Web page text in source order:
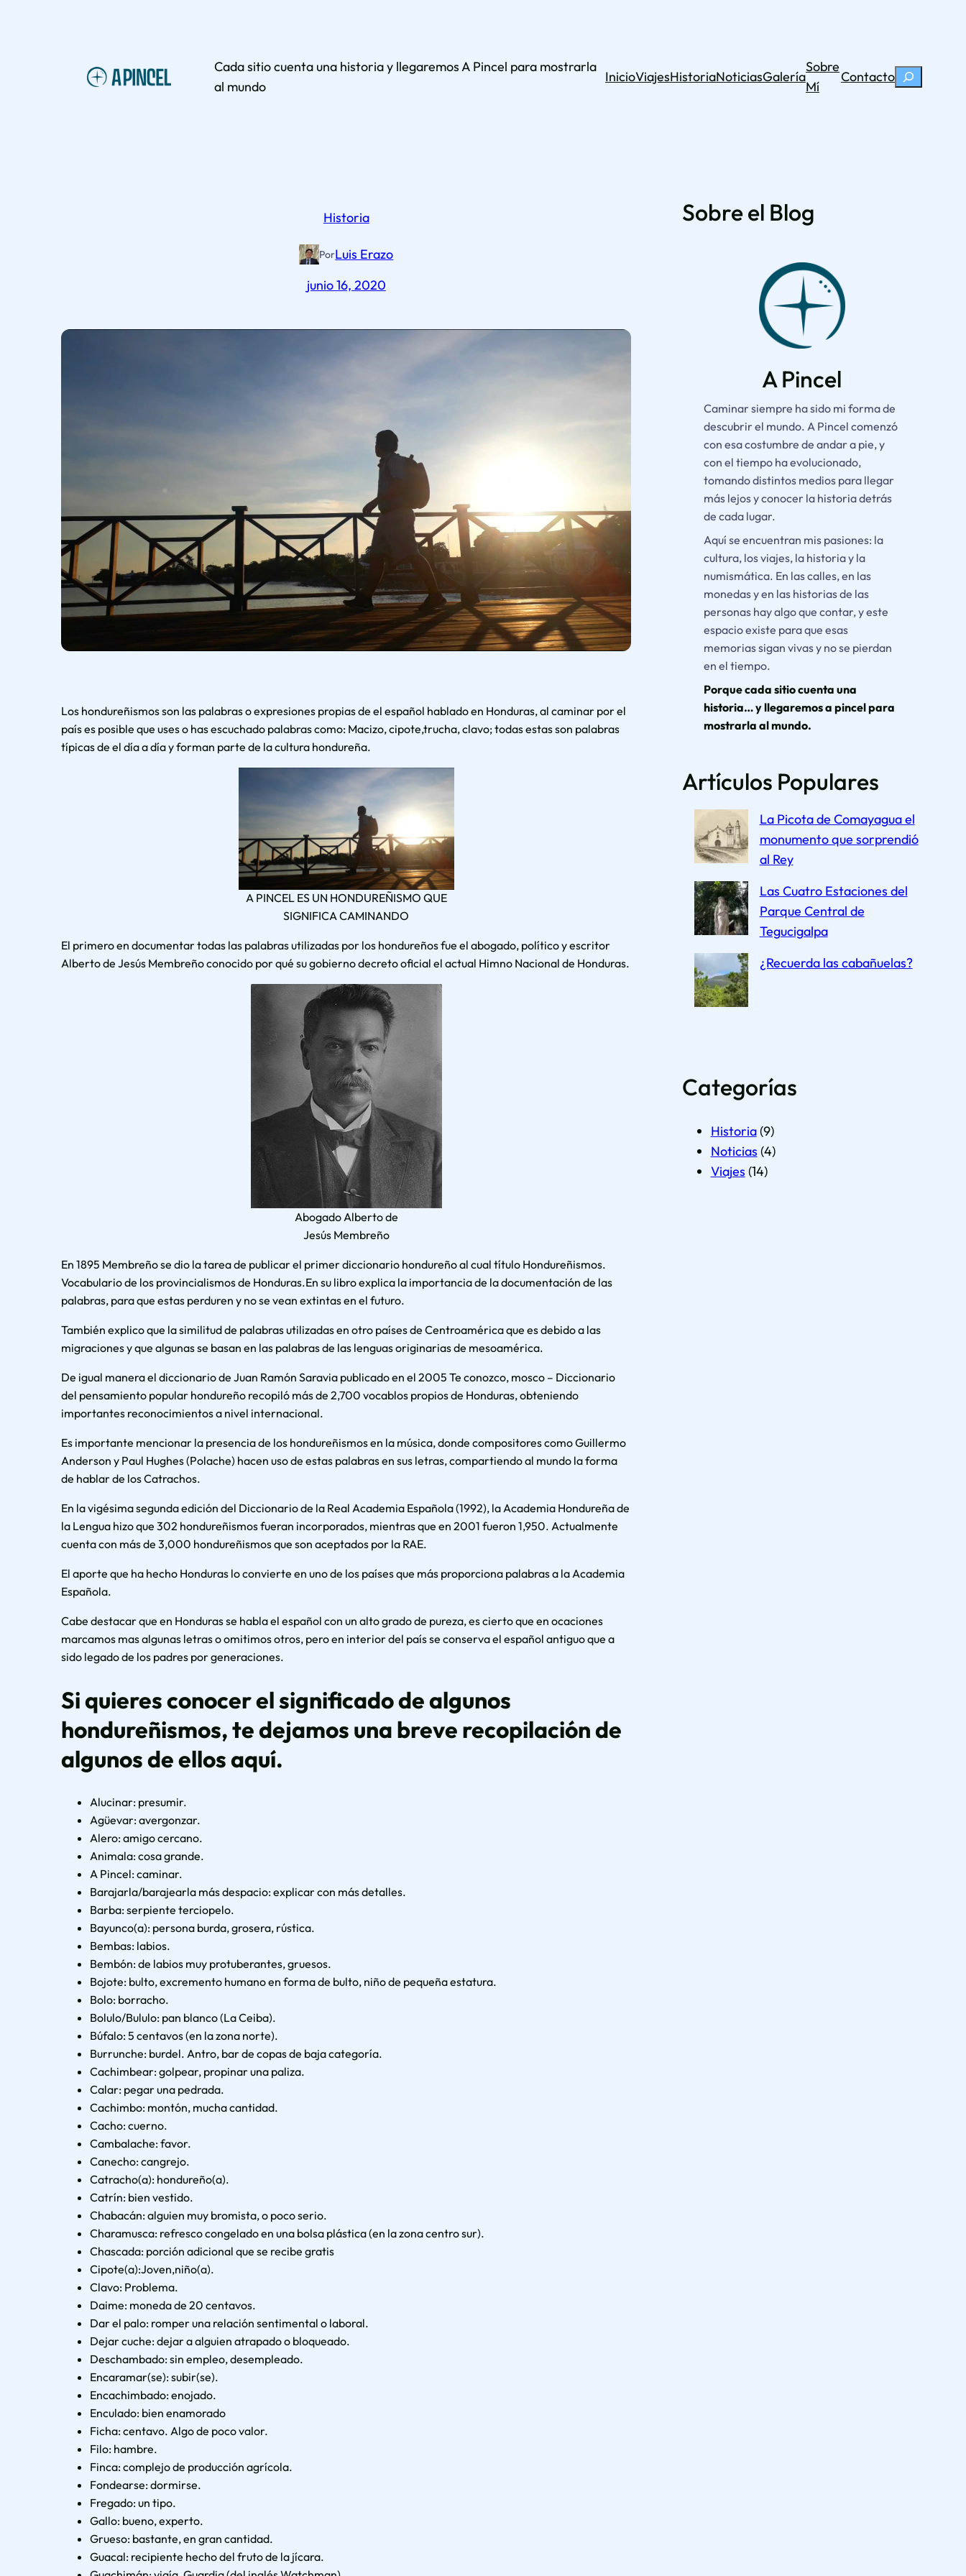
Cada sitio cuenta una historia y llegaremos A Pincel para mostrarla
al mundo
InicioViajesHistoriaNoticiasGalería
Sobre
Mí
ContactoBuscar
Historia
PorLuis Erazo
junio 16, 2020
Los hondureñismos son las palabras o expresiones propias de el español hablado en Honduras, al caminar por el
país es posible que uses o has escuchado palabras como: Macizo, cipote,trucha, clavo; todas estas son palabras
típicas de el día a día y forman parte de la cultura hondureña.
A PINCEL ES UN HONDUREÑISMO QUE
SIGNIFICA CAMINANDO
El primero en documentar todas las palabras utilizadas por los hondureños fue el abogado, político y escritor
Alberto de Jesús Membreño conocido por qué su gobierno decreto oficial el actual Himno Nacional de Honduras.
Abogado Alberto de
Jesús Membreño
En 1895 Membreño se dio la tarea de publicar el primer diccionario hondureño al cual título Hondureñismos.
Vocabulario de los provincialismos de Honduras.En su libro explica la importancia de la documentación de las
palabras, para que estas perduren y no se vean extintas en el futuro.
También explico que la similitud de palabras utilizadas en otro países de Centroamérica que es debido a las
migraciones y que algunas se basan en las palabras de las lenguas originarias de mesoamérica.
De igual manera el diccionario de Juan Ramón Saravia publicado en el 2005 Te conozco, mosco – Diccionario
del pensamiento popular hondureño recopiló más de 2,700 vocablos propios de Honduras, obteniendo
importantes reconocimientos a nivel internacional.
Es importante mencionar la presencia de los hondureñismos en la música, donde compositores como Guillermo
Anderson y Paul Hughes (Polache) hacen uso de estas palabras en sus letras, compartiendo al mundo la forma
de hablar de los Catrachos.
En la vigésima segunda edición del Diccionario de la Real Academia Española (1992), la Academia Hondureña de
la Lengua hizo que 302 hondureñismos fueran incorporados, mientras que en 2001 fueron 1,950. Actualmente
cuenta con más de 3,000 hondureñismos que son aceptados por la RAE.
El aporte que ha hecho Honduras lo convierte en uno de los países que más proporciona palabras a la Academia
Española.
Cabe destacar que en Honduras se habla el español con un alto grado de pureza, es cierto que en ocaciones
marcamos mas algunas letras o omitimos otros, pero en interior del país se conserva el español antiguo que a
sido legado de los padres por generaciones.
Si quieres conocer el significado de algunos
hondureñismos, te dejamos una breve recopilación de
algunos de ellos aquí.
Alucinar: presumir.
Agüevar: avergonzar.
Alero: amigo cercano.
Animala: cosa grande.
A Pincel: caminar.
Barajarla/barajearla más despacio: explicar con más detalles.
Barba: serpiente terciopelo.
Bayunco(a): persona burda, grosera, rústica.
Bembas: labios.
Bembón: de labios muy protuberantes, gruesos.
Bojote: bulto, excremento humano en forma de bulto, niño de pequeña estatura.
Bolo: borracho.
Bolulo/Bululo: pan blanco (La Ceiba).
Búfalo: 5 centavos (en la zona norte).
Burrunche: burdel. Antro, bar de copas de baja categoría.
Cachimbear: golpear, propinar una paliza.
Calar: pegar una pedrada.
Cachimbo: montón, mucha cantidad.
Cacho: cuerno.
Cambalache: favor.
Canecho: cangrejo.
Catracho(a): hondureño(a).
Catrín: bien vestido.
Chabacán: alguien muy bromista, o poco serio.
Charamusca: refresco congelado en una bolsa plástica (en la zona centro sur).
Chascada: porción adicional que se recibe gratis
Cipote(a):Joven,niño(a).
Clavo: Problema.
Daime: moneda de 20 centavos.
Dar el palo: romper una relación sentimental o laboral.
Dejar cuche: dejar a alguien atrapado o bloqueado.
Deschambado: sin empleo, desempleado.
Encaramar(se): subir(se).
Encachimbado: enojado.
Enculado: bien enamorado
Ficha: centavo. Algo de poco valor.
Filo: hambre.
Finca: complejo de producción agrícola.
Fondearse: dormirse.
Fregado: un tipo.
Gallo: bueno, experto.
Grueso: bastante, en gran cantidad.
Guacal: recipiente hecho del fruto de la jícara.
Sobre el Blog
A Pincel
Caminar siempre ha sido mi forma de
descubrir el mundo. A Pincel comenzó
con esa costumbre de andar a pie, y
con el tiempo ha evolucionado,
tomando distintos medios para llegar
más lejos y conocer la historia detrás
de cada lugar.
Aquí se encuentran mis pasiones: la
cultura, los viajes, la historia y la
numismática. En las calles, en las
monedas y en las historias de las
personas hay algo que contar, y este
espacio existe para que esas
memorias sigan vivas y no se pierdan
en el tiempo.
Porque cada sitio cuenta una
historia… y llegaremos a pincel para
mostrarla al mundo.
Artículos Populares
La Picota de Comayagua el
monumento que sorprendió
al Rey
Las Cuatro Estaciones del
Parque Central de
Tegucigalpa
¿Recuerda las cabañuelas?
Categorías
Historia(9)
Noticias (4)
Viajes (14)